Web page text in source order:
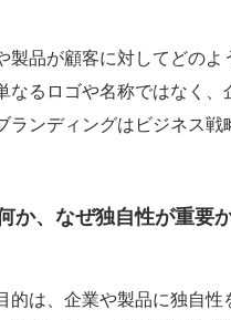
製品が顧客に対してどの
なるロゴや名称ではなく
ンディングはビジネス戦
か、なぜ独自性が重要
的は、企業や製品に独自